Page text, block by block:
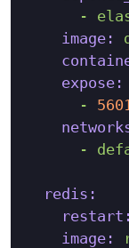
-
image:
expose:
-
5601
-
redis:
restart:
image: